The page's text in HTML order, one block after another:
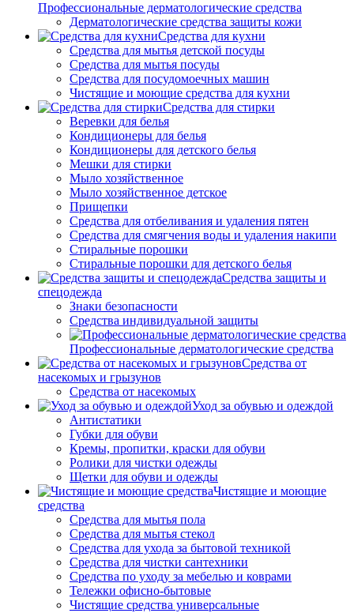
Профессиональные дерматологические средства
Дерматологические средства защиты кожи
Средства для кухни
Средства для мытья детской посуды
Средства для мытья посуды
Средства для посудомоечных машин
Чистящие и моющие средства для кухни
Средства для стирки
Веревки для белья
Кондиционеры для белья
Кондиционеры для детского белья
Мешки для стирки
Мыло хозяйственное
Мыло хозяйственное детское
Прищепки
Средства для отбеливания и удаления пятен
Средства для смягчения воды и удаления накипи
Стиральные порошки
Стиральные порошки для детского белья
Средства защиты и
спецодежда
Знаки безопасности
Средства индивидуальной защиты
Профессиональные дерматологические средства
Средства от
насекомых и грызунов
Средства от насекомых
Уход за обувью и одеждой
Антистатики
Губки для обуви
Кремы, пропитки, краски для обуви
Ролики для чистки одежды
Щетки для обуви и одежды
Чистящие и моющие
средства
Средства для мытья пола
Средства для мытья стекол
Средства для ухода за бытовой техникой
Средства для чистки сантехники
Средства по уходу за мебелью и коврами
Тележки офисно-бытовые
Чистящие средства универсальные